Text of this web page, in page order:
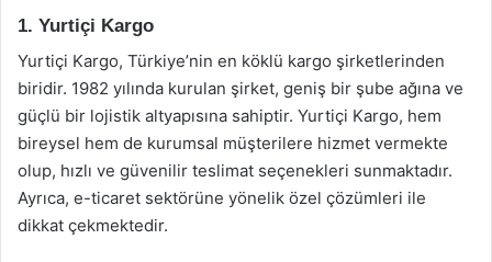
1. Yurtiçi Kargo
Yurtiçi Kargo, Türkiye’nin en köklü kargo şirketlerinden
biridir. 1982 yılında kurulan şirket, geniş bir şube ağına ve
güçlü bir lojistik altyapısına sahiptir. Yurtiçi Kargo, hem
bireysel hem de kurumsal müşterilere hizmet vermekte
olup, hızlı ve güvenilir teslimat seçenekleri sunmaktadır.
Ayrıca, e-ticaret sektörüne yönelik özel çözümleri ile
dikkat çekmektedir.